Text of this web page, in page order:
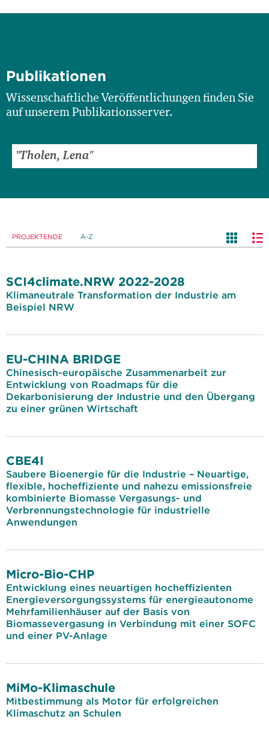
Publikationen
Wissenschaftliche Veröffentlichungen finden Sie
auf unserem Publikationsserver.
PROJEKTENDE A-Z
SCI4climate.NRW 2022-2028
Klimaneutrale Transformation der Industrie am
Beispiel NRW
EU-CHINA BRIDGE
Chinesisch-europäische Zusammenarbeit zur
Entwicklung von Roadmaps für die
Dekarbonisierung der Industrie und den Übergang
zu einer grünen Wirtschaft
CBE4I
Saubere Bioenergie für die Industrie – Neuartige,
flexible, hocheffiziente und nahezu emissionsfreie
kombinierte Biomasse Vergasungs- und
Verbrennungstechnologie für industrielle
Anwendungen
Micro-Bio-CHP
Entwicklung eines neuartigen hocheffizienten
Energieversorgungssystems für energieautonome
Mehrfamilienhäuser auf der Basis von
Biomassevergasung in Verbindung mit einer SOFC
und einer PV-Anlage
MiMo-Klimaschule
Mitbestimmung als Motor für erfolgreichen
Klimaschutz an Schulen